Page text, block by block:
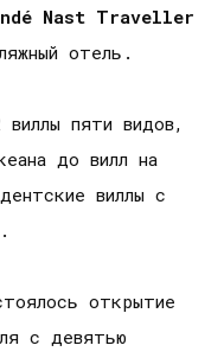
é Nast Traveller
отель.
пяти видов,
до вилл на
виллы с
открытие
с девятью